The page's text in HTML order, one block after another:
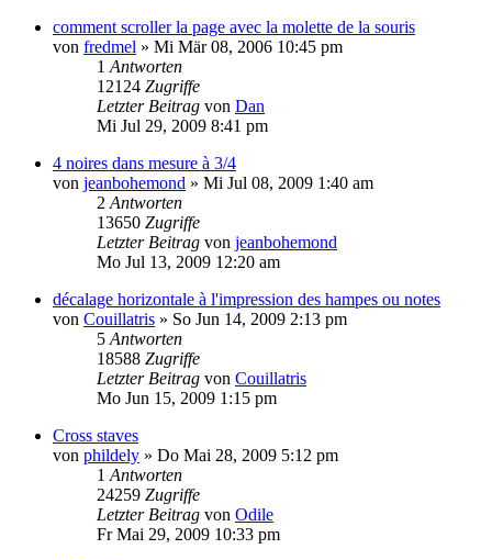
comment scroller la page avec la molette de la souris
von fredmel » Mi Mär 08, 2006 10:45 pm
1 Antworten
12124 Zugriffe
Letzter Beitrag von Dan
Mi Jul 29, 2009 8:41 pm
4 noires dans mesure à 3/4
von jeanbohemond » Mi Jul 08, 2009 1:40 am
2 Antworten
13650 Zugriffe
Letzter Beitrag von jeanbohemond
Mo Jul 13, 2009 12:20 am
décalage horizontale à l'impression des hampes ou notes
von Couillatris » So Jun 14, 2009 2:13 pm
5 Antworten
18588 Zugriffe
Letzter Beitrag von Couillatris
Mo Jun 15, 2009 1:15 pm
Cross staves
von phildely » Do Mai 28, 2009 5:12 pm
1 Antworten
24259 Zugriffe
Letzter Beitrag von Odile
Fr Mai 29, 2009 10:33 pm